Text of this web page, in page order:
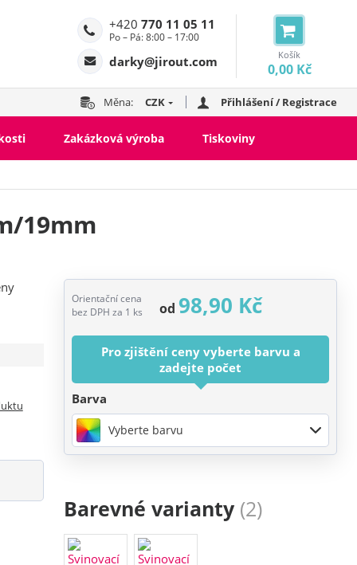
Košík
0,00 Kč
+420 770 11 05 11
Po – Pá: 8:00 – 17:00
darky@jirout.com
Měna: CZK Přihlášení / Registrace
Zakázková výroba Tiskoviny
19mm
Orientační cena
bez DPH za 1 ks
od 98,90 Kč
Pro zjištění ceny vyberte barvu a
zadejte počet
Barva
Vyberte barvu
Barevné varianty (2)